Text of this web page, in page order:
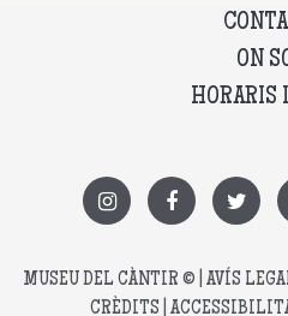
ON
HORARIS
MUSEU DEL CÀNTIR © | AVÍS
CRÈDITS